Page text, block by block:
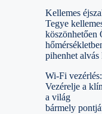
Kellemes
Tegye
köszönhetően
pihenhet alvás
Wi-Fi vezérlés:
Vezérelje a
a világ
bármely